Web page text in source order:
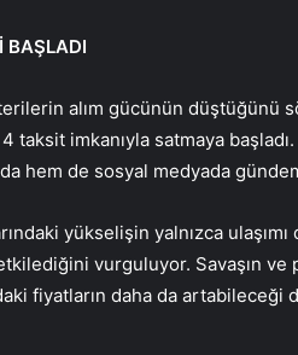
BAŞLADI
alım gücünün düştüğünü
taksit imkanıyla satmaya
hem de sosyal medyada
yükselişin yalnızca
vurguluyor. Savaşın ve
fiyatların daha da artabileceği